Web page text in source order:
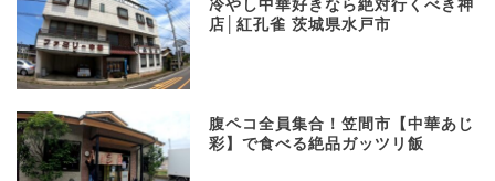
冷やし中華好きなら絶対行くべき神
店│紅孔雀 茨城県水戸市
​腹ペコ全員集合！笠間市【中華あじ
彩】で食べる絶品ガッツリ飯